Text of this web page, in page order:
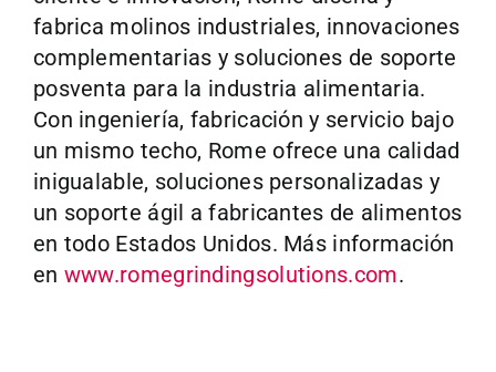
fabrica molinos industriales, innovaciones
complementarias y soluciones de soporte
posventa para la industria alimentaria.
Con ingeniería, fabricación y servicio bajo
un mismo techo, Rome ofrece una calidad
inigualable, soluciones personalizadas y
un soporte ágil a fabricantes de alimentos
en todo Estados Unidos. Más información
en www.romegrindingsolutions.com.